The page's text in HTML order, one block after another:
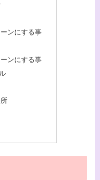
ンにする事
ンにする事